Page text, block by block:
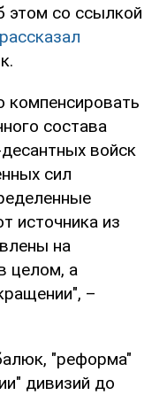
этом со ссылкой
рассказал
компенсировать
состава
войск
сил
источника из
на
целом, а
–
"реформа"
дивизий до